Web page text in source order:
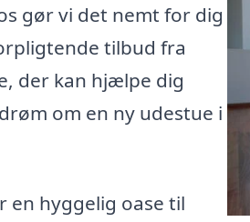
gør vi det nemt for dig
tilbud fra
der kan hjælpe dig
om en ny udestue i
en hyggelig oase til